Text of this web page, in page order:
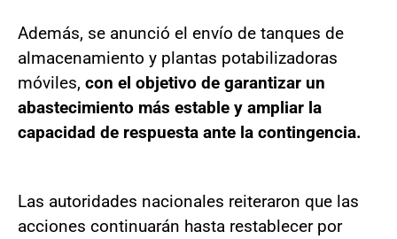
Además, se anunció el envío de tanques de
almacenamiento y plantas potabilizadoras
móviles, con el objetivo de garantizar un
abastecimiento más estable y ampliar la
capacidad de respuesta ante la contingencia.
Las autoridades nacionales reiteraron que las
acciones continuarán hasta restablecer por